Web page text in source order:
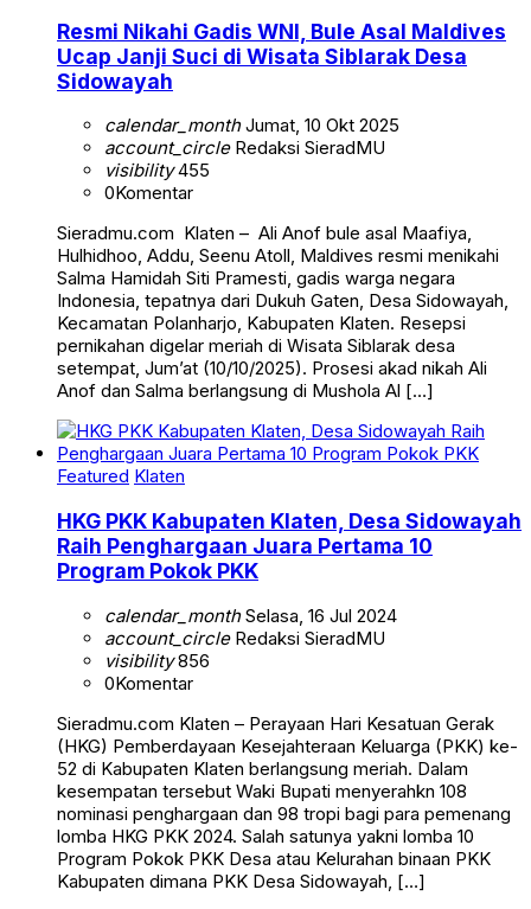
Resmi Nikahi Gadis WNI, Bule Asal Maldives
Ucap Janji Suci di Wisata Siblarak Desa
Sidowayah
calendar_monthJumat, 10 Okt 2025
account_circleRedaksi SieradMU
visibility455
0Komentar
Sieradmu.com Klaten – Ali Anof bule asal Maafiya,
Hulhidhoo, Addu, Seenu Atoll, Maldives resmi menikahi
Salma Hamidah Siti Pramesti, gadis warga negara
Indonesia, tepatnya dari Dukuh Gaten, Desa Sidowayah,
Kecamatan Polanharjo, Kabupaten Klaten. Resepsi
pernikahan digelar meriah di Wisata Siblarak desa
setempat, Jum’at (10/10/2025). Prosesi akad nikah Ali
Anof dan Salma berlangsung di Mushola Al […]
Featured Klaten
HKG PKK Kabupaten Klaten, Desa Sidowayah
Raih Penghargaan Juara Pertama 10
Program Pokok PKK
calendar_monthSelasa, 16 Jul 2024
account_circleRedaksi SieradMU
visibility856
0Komentar
Sieradmu.com Klaten – Perayaan Hari Kesatuan Gerak
(HKG) Pemberdayaan Kesejahteraan Keluarga (PKK) ke-
52 di Kabupaten Klaten berlangsung meriah. Dalam
kesempatan tersebut Waki Bupati menyerahkn 108
nominasi penghargaan dan 98 tropi bagi para pemenang
lomba HKG PKK 2024. Salah satunya yakni lomba 10
Program Pokok PKK Desa atau Kelurahan binaan PKK
Kabupaten dimana PKK Desa Sidowayah, […]